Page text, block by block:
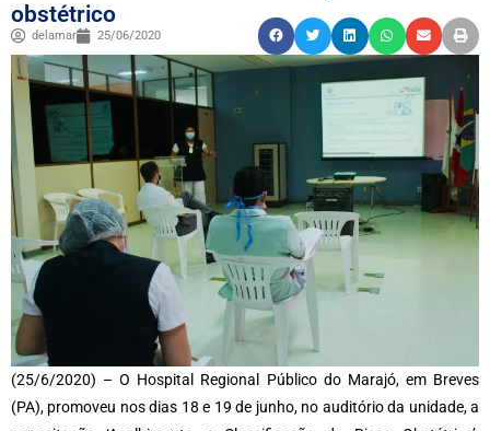
obstétrico
delamar 25/06/2020
(25/6/2020) – O Hospital Regional Público do Marajó, em Breves
(PA), promoveu nos dias 18 e 19 de junho, no auditório da unidade, a